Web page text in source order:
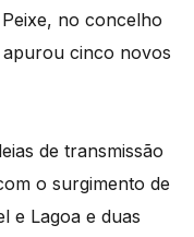
no concelho
cinco novos
de transmissão
o surgimento de
e Lagoa e duas